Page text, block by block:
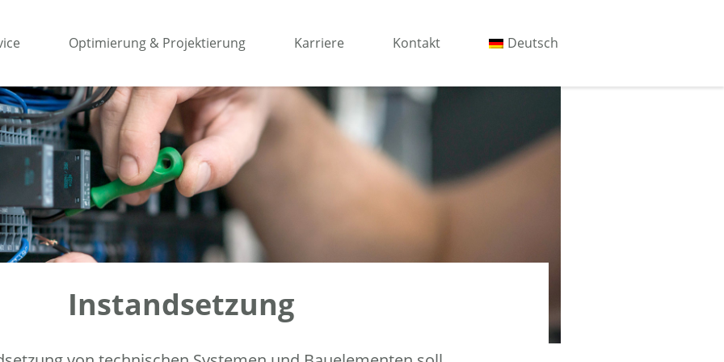
Optimierung & Projektierung Karriere Kontakt Deutsch
Instandsetzung